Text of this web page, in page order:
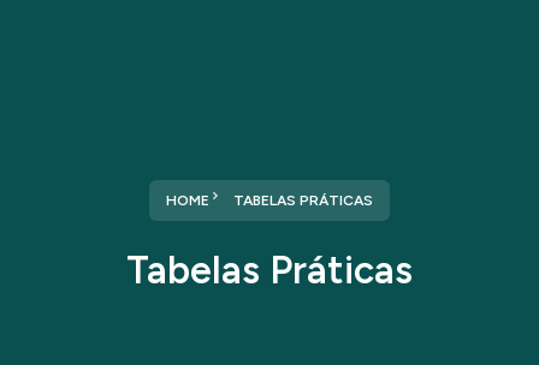
HOME TABELAS PRÁTICAS
Tabelas Práticas